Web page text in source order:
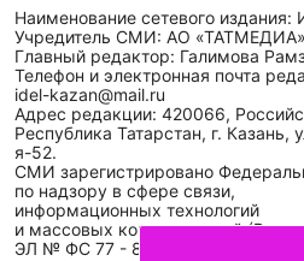
Наименование сетевого
Учредитель СМИ: АО «ТАТМЕДИА»
Главный редактор: Галимова
Телефон и электронная почта
idel-kazan@mail.ru
Адрес редакции: 420066,
Республика Татарстан, г. Казань,
я-52.
СМИ зарегистрировано
по надзору в сфере связи,
информационных технологий
и массовых коммуникаций
ЭЛ № ФС 77 - 89431 от 14.05.2025